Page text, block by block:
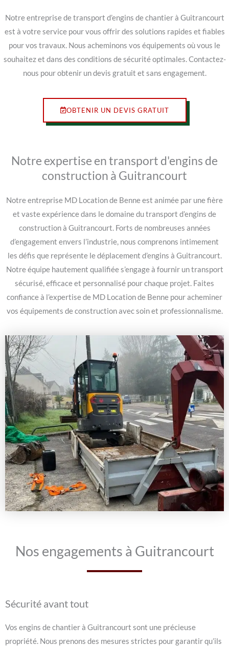
Notre entreprise de transport d’engins de chantier à Guitrancourt
est à votre service pour vous offrir des solutions rapides et fiables
pour vos travaux. Nous acheminons vos équipements où vous le
souhaitez et dans des conditions de sécurité optimales. Contactez-
nous pour obtenir un devis gratuit et sans engagement.
OBTENIR UN DEVIS GRATUIT
Notre expertise en transport d'engins de
construction à Guitrancourt
Notre entreprise MD Location de Benne est animée par une fière
et vaste expérience dans le domaine du transport d’engins de
construction à Guitrancourt. Forts de nombreuses années
d’engagement envers l’industrie, nous comprenons intimement
les défis que représente le déplacement d’engins à Guitrancourt.
Notre équipe hautement qualifiée s’engage à fournir un transport
sécurisé, efficace et personnalisé pour chaque projet. Faites
confiance à l’expertise de MD Location de Benne pour acheminer
vos équipements de construction avec soin et professionnalisme.
Nos engagements à Guitrancourt
Sécurité avant tout
Vos engins de chantier à Guitrancourt sont une précieuse
propriété. Nous prenons des mesures strictes pour garantir qu’ils